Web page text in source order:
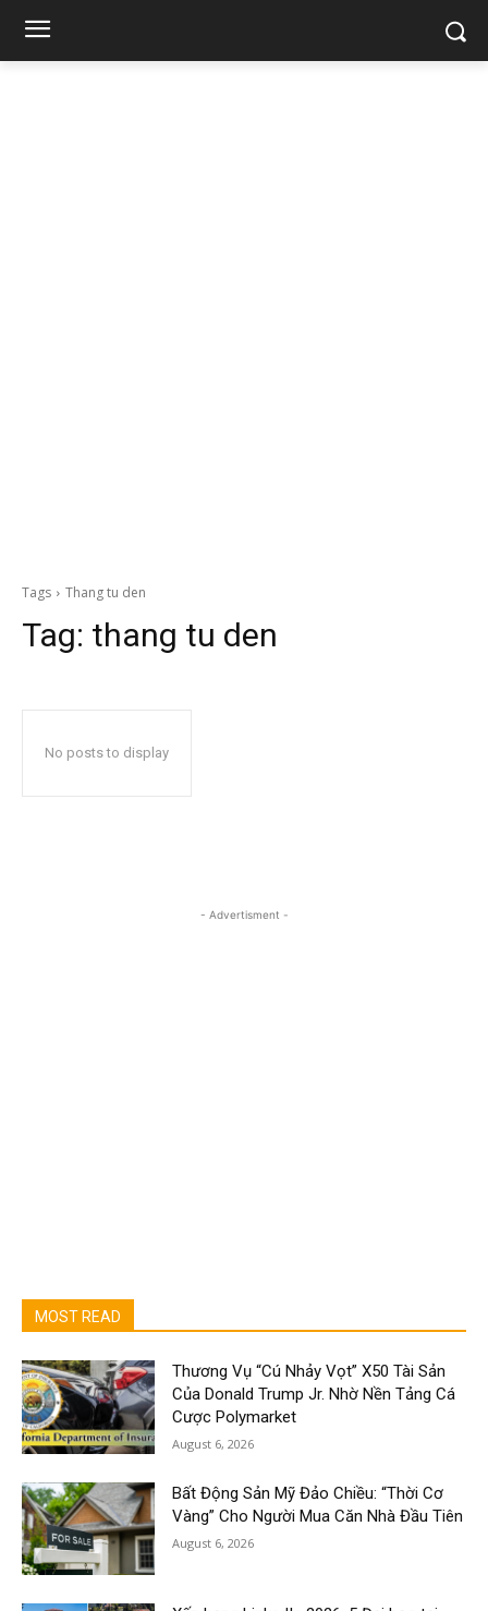
Tags Thang tu den
Tag: thang tu den
No posts to display
- Advertisment -
MOST READ
Thương Vụ “Cú Nhảy Vọt” X50 Tài Sản
Của Donald Trump Jr. Nhờ Nền Tảng Cá
Cược Polymarket
August 6, 2026
Bất Động Sản Mỹ Đảo Chiều: “Thời Cơ
Vàng” Cho Người Mua Căn Nhà Đầu Tiên
August 6, 2026